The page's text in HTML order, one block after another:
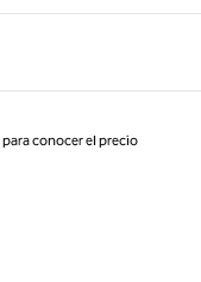
conocer el precio